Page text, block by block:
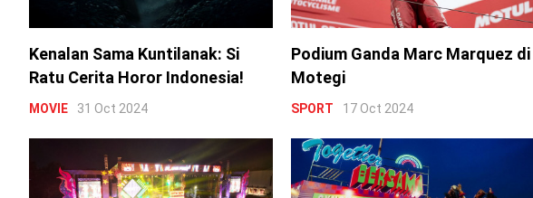
Kenalan Sama Kuntilanak: Si
Ratu Cerita Horor Indonesia!
MOVIE 31 Oct 2024
Podium Ganda Marc Marquez di
Motegi
SPORT 17 Oct 2024